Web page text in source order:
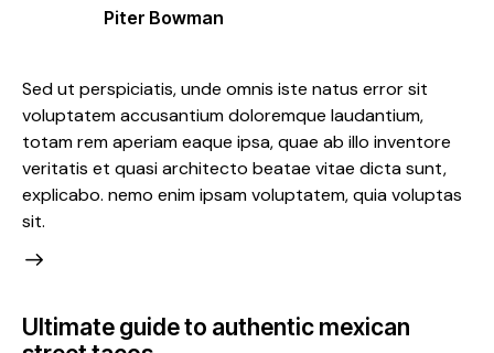
Piter Bowman
Sed ut perspiciatis, unde omnis iste natus error sit
voluptatem accusantium doloremque laudantium,
totam rem aperiam eaque ipsa, quae ab illo inventore
veritatis et quasi architecto beatae vitae dicta sunt,
explicabo. nemo enim ipsam voluptatem, quia voluptas
sit.
Ultimate guide to authentic mexican